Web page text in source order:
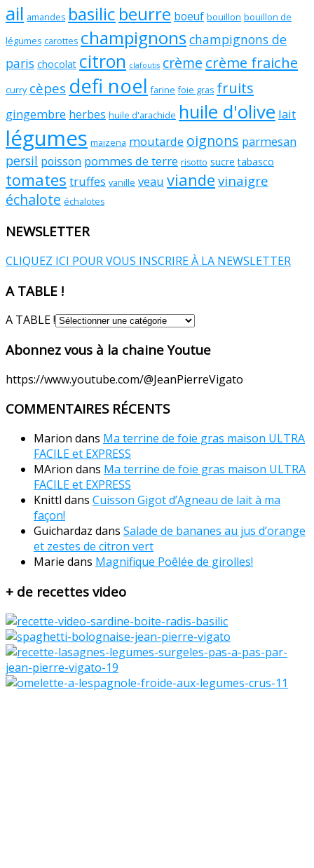
ail amandes basilic beurre boeuf bouillon bouillon de
légumes carottes champignons champignons de
paris chocolat citron clafoutis crème crème fraiche
curry cèpes defi noel farine foie gras fruits
gingembre herbes huile d'arachide huile d'olive lait
légumes maizena moutarde oignons parmesan
persil poisson pommes de terre risotto sucre tabasco
tomates truffes vanille veau viande vinaigre
échalote échalotes
NEWSLETTER
CLIQUEZ ICI POUR VOUS INSCRIRE À LA NEWSLETTER
A TABLE !
A TABLE !
Abonnez vous à la chaine Youtue
https://www.youtube.com/@JeanPierreVigato
COMMENTAIRES RÉCENTS
Marion dans Ma terrine de foie gras maison ULTRA
FACILE et EXPRESS
MArion dans Ma terrine de foie gras maison ULTRA
FACILE et EXPRESS
Knittl dans Cuisson Gigot d’Agneau de lait à ma
façon!
Guichardaz dans Salade de bananes au jus d’orange
et zestes de citron vert
Marie dans Magnifique Poêlée de girolles!
+ de recettes video